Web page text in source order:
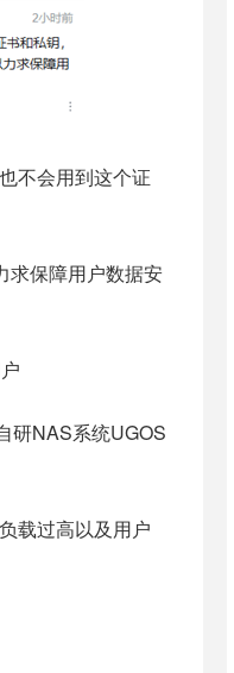
不会用到这个证
求保障用户数据安
研NAS系统UGOS
载过高以及用户